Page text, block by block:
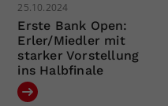
25.10.2024
Erste Bank Open:
Erler/Miedler mit
starker Vorstellung
ins Halbfinale